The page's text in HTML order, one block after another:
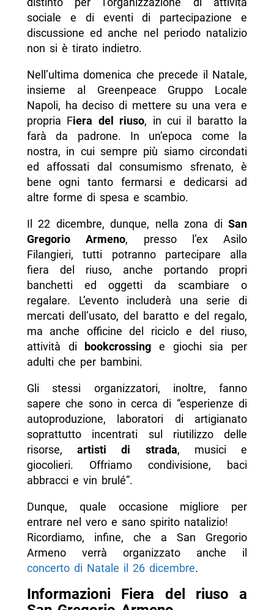
sociale e di eventi di partecipazione e
discussione ed anche nel periodo natalizio
non si è tirato indietro.
Nell’ultima domenica che precede il Natale,
insieme al Greenpeace Gruppo Locale
Napoli, ha deciso di mettere su una vera e
propria Fiera del riuso, in cui il baratto la
farà da padrone. In un’epoca come la
nostra, in cui sempre più siamo circondati
ed affossati dal consumismo sfrenato, è
bene ogni tanto fermarsi e dedicarsi ad
altre forme di spesa e scambio.
Il 22 dicembre, dunque, nella zona di San
Gregorio Armeno, presso l’ex Asilo
Filangieri, tutti potranno partecipare alla
fiera del riuso, anche portando propri
banchetti ed oggetti da scambiare o
regalare. L’evento includerà una serie di
mercati dell’usato, del baratto e del regalo,
ma anche officine del riciclo e del riuso,
attività di bookcrossing e giochi sia per
adulti che per bambini.
Gli stessi organizzatori, inoltre, fanno
sapere che sono in cerca di “esperienze di
autoproduzione, laboratori di artigianato
soprattutto incentrati sul riutilizzo delle
risorse,artisti di strada, musici e
giocolieri. Offriamo condivisione, baci
abbracci e vin brulé”.
Dunque, quale occasione migliore per
entrare nel vero e sano spirito natalizio!
Ricordiamo, infine, che a San Gregorio
Armeno verrà organizzato anche il
concerto di Natale il 26 dicembre.
Informazioni Fiera del riuso a